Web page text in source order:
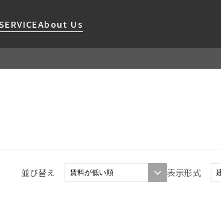
About Us
当社限定(港区・渋谷区)
並び替え 表示形式